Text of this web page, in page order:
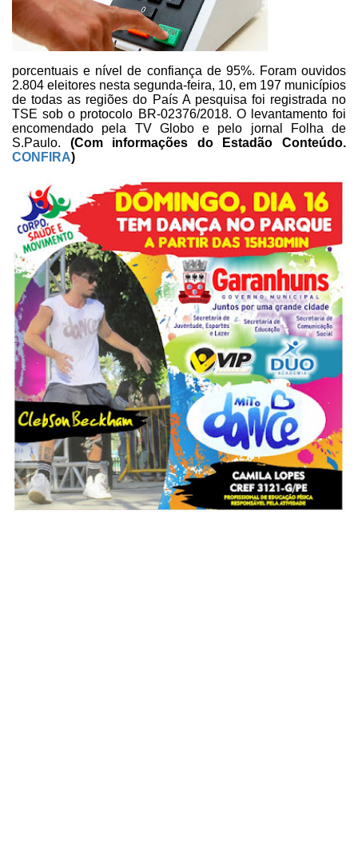
porcentuais e nível de confiança de 95%. Foram ouvidos
2.804 eleitores nesta segunda-feira, 10, em 197 municípios
de todas as regiões do País A pesquisa foi registrada no
TSE sob o protocolo BR-02376/2018. O levantamento foi
encomendado pela TV Globo e pelo jornal Folha de
S.Paulo. (Com informações do Estadão Conteúdo.
CONFIRA)